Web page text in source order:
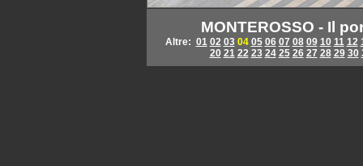
MONTEROSSO - Il
Altre: 01 02 03 04 05 06 07 08 09 10 11 12
20 21 22 23 24 25 26 27 28 29 30